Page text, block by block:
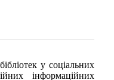
у соціальних
інформаційних